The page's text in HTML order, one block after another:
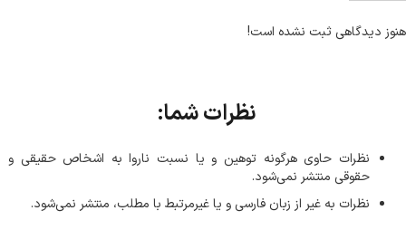
هنوز دیدگاهی ثبت نشده است!
نظرات شما:
نظرات حاوی هرگونه توهین و یا نسبت ناروا به اشخاص حقیقی و
حقوقی منتشر نمی‌شود.
نظرات به غیر از زبان فارسی و یا غیر‌مرتبط با مطلب، منتشر نمی‌شود.